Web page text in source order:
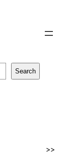
Search
>>